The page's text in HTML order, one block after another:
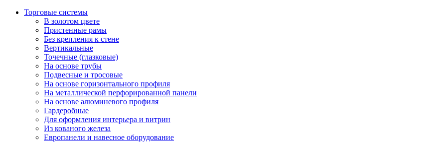
Торговые системы
В золотом цвете
Пристенные рамы
Без крепления к стене
Вертикальные
Точечные (глазковые)
На основе трубы
Подвесные и тросовые
На основе горизонтального профиля
На металлической перфорированной панели
На основе алюминевого профиля
Гардеробные
Для оформления интерьера и витрин
Из кованого железа
Европанели и навесное оборудование